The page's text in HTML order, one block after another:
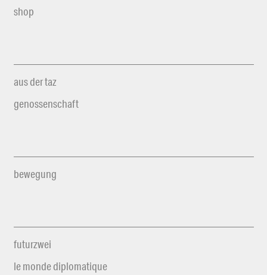
shop
aus der taz
genossenschaft
bewegung
futurzwei
le monde diplomatique